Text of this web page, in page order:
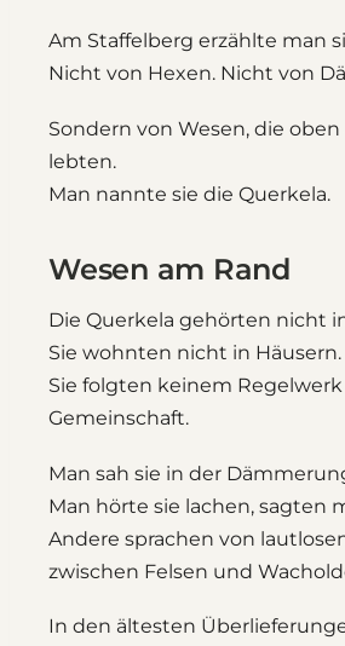
Am Staffelberg erzählte man
Nicht von Hexen. Nicht von
Sondern von Wesen, die
lebten.
Man nannte sie die Querkela.
Wesen am Rand
Die Querkela gehörten nicht
Sie wohnten nicht in Häusern.
Sie folgten keinem
Gemeinschaft.
Man sah sie in der
Man hörte sie lachen, sagten
Andere sprachen von
zwischen Felsen und
In den ältesten